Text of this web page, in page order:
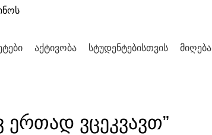
აქტივობა სტუდენტებისთვის მიღება
ერთად ვცეკვავთ”